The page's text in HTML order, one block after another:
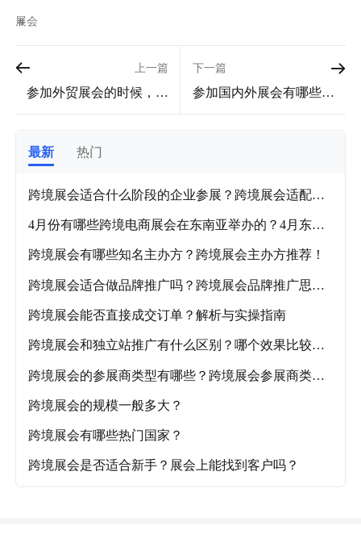
展会
上一篇
参加外贸展会的时候，如
下一篇
参加国内外展会有哪些坑
最新
热门
跨境展会适合什么阶段的企业参展？跨境展会适配企
4月份有哪些跨境电商展会在东南亚举办的？4月东南
跨境展会有哪些知名主办方？跨境展会主办方推荐！
跨境展会适合做品牌推广吗？跨境展会品牌推广思路
跨境展会能否直接成交订单？解析与实操指南
跨境展会和独立站推广有什么区别？哪个效果比较
跨境展会的参展商类型有哪些？跨境展会参展商类型
跨境展会的规模一般多大？
跨境展会有哪些热门国家？
跨境展会是否适合新手？展会上能找到客户吗？